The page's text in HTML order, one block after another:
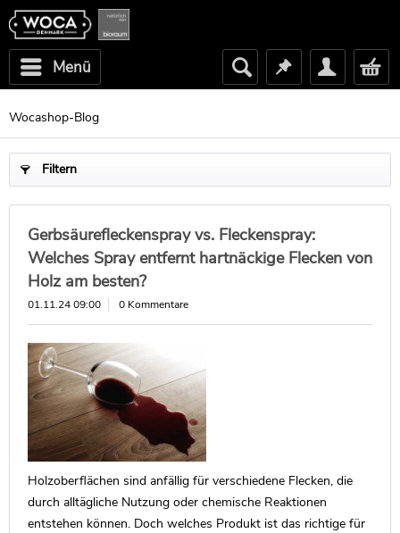
Menü
Wocashop-Blog
Filtern
Gerbsäurefleckenspray vs. Fleckenspray:
Welches Spray entfernt hartnäckige Flecken von
Holz am besten?
01.11.24 09:00 0 Kommentare
Holzoberflächen sind anfällig für verschiedene Flecken, die
durch alltägliche Nutzung oder chemische Reaktionen
entstehen können. Doch welches Produkt ist das richtige für